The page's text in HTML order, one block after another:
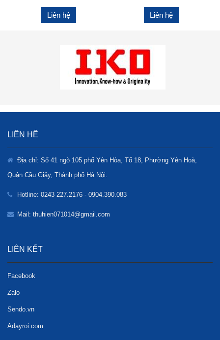
Liên hệ Liên hệ
LIÊN HỆ
Địa chỉ: Số 41 ngõ 105 phố Yên Hòa, Tổ 18, Phường Yên Hoà,
Quận Cầu Giấy, Thành phố Hà Nội.
Hotline: 0243 227.2176 - 0904.390.083
Mail: thuhien071014@gmail.com
LIÊN KẾT
Facebook
Zalo
Sendo.vn
Adayroi.com